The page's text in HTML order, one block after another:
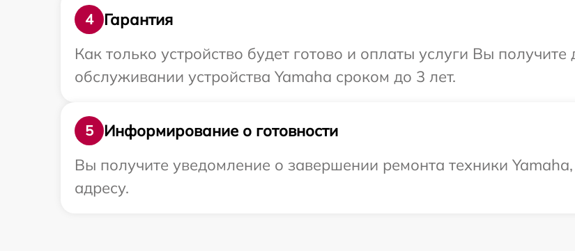
4
Гарантия
Как только устройство будет готово и оплаты услуги Вы
обслуживании устройства Yamaha сроком до 3 лет.
5
Информирование о готовности
Вы получите уведомление о завершении ремонта техники
адресу.